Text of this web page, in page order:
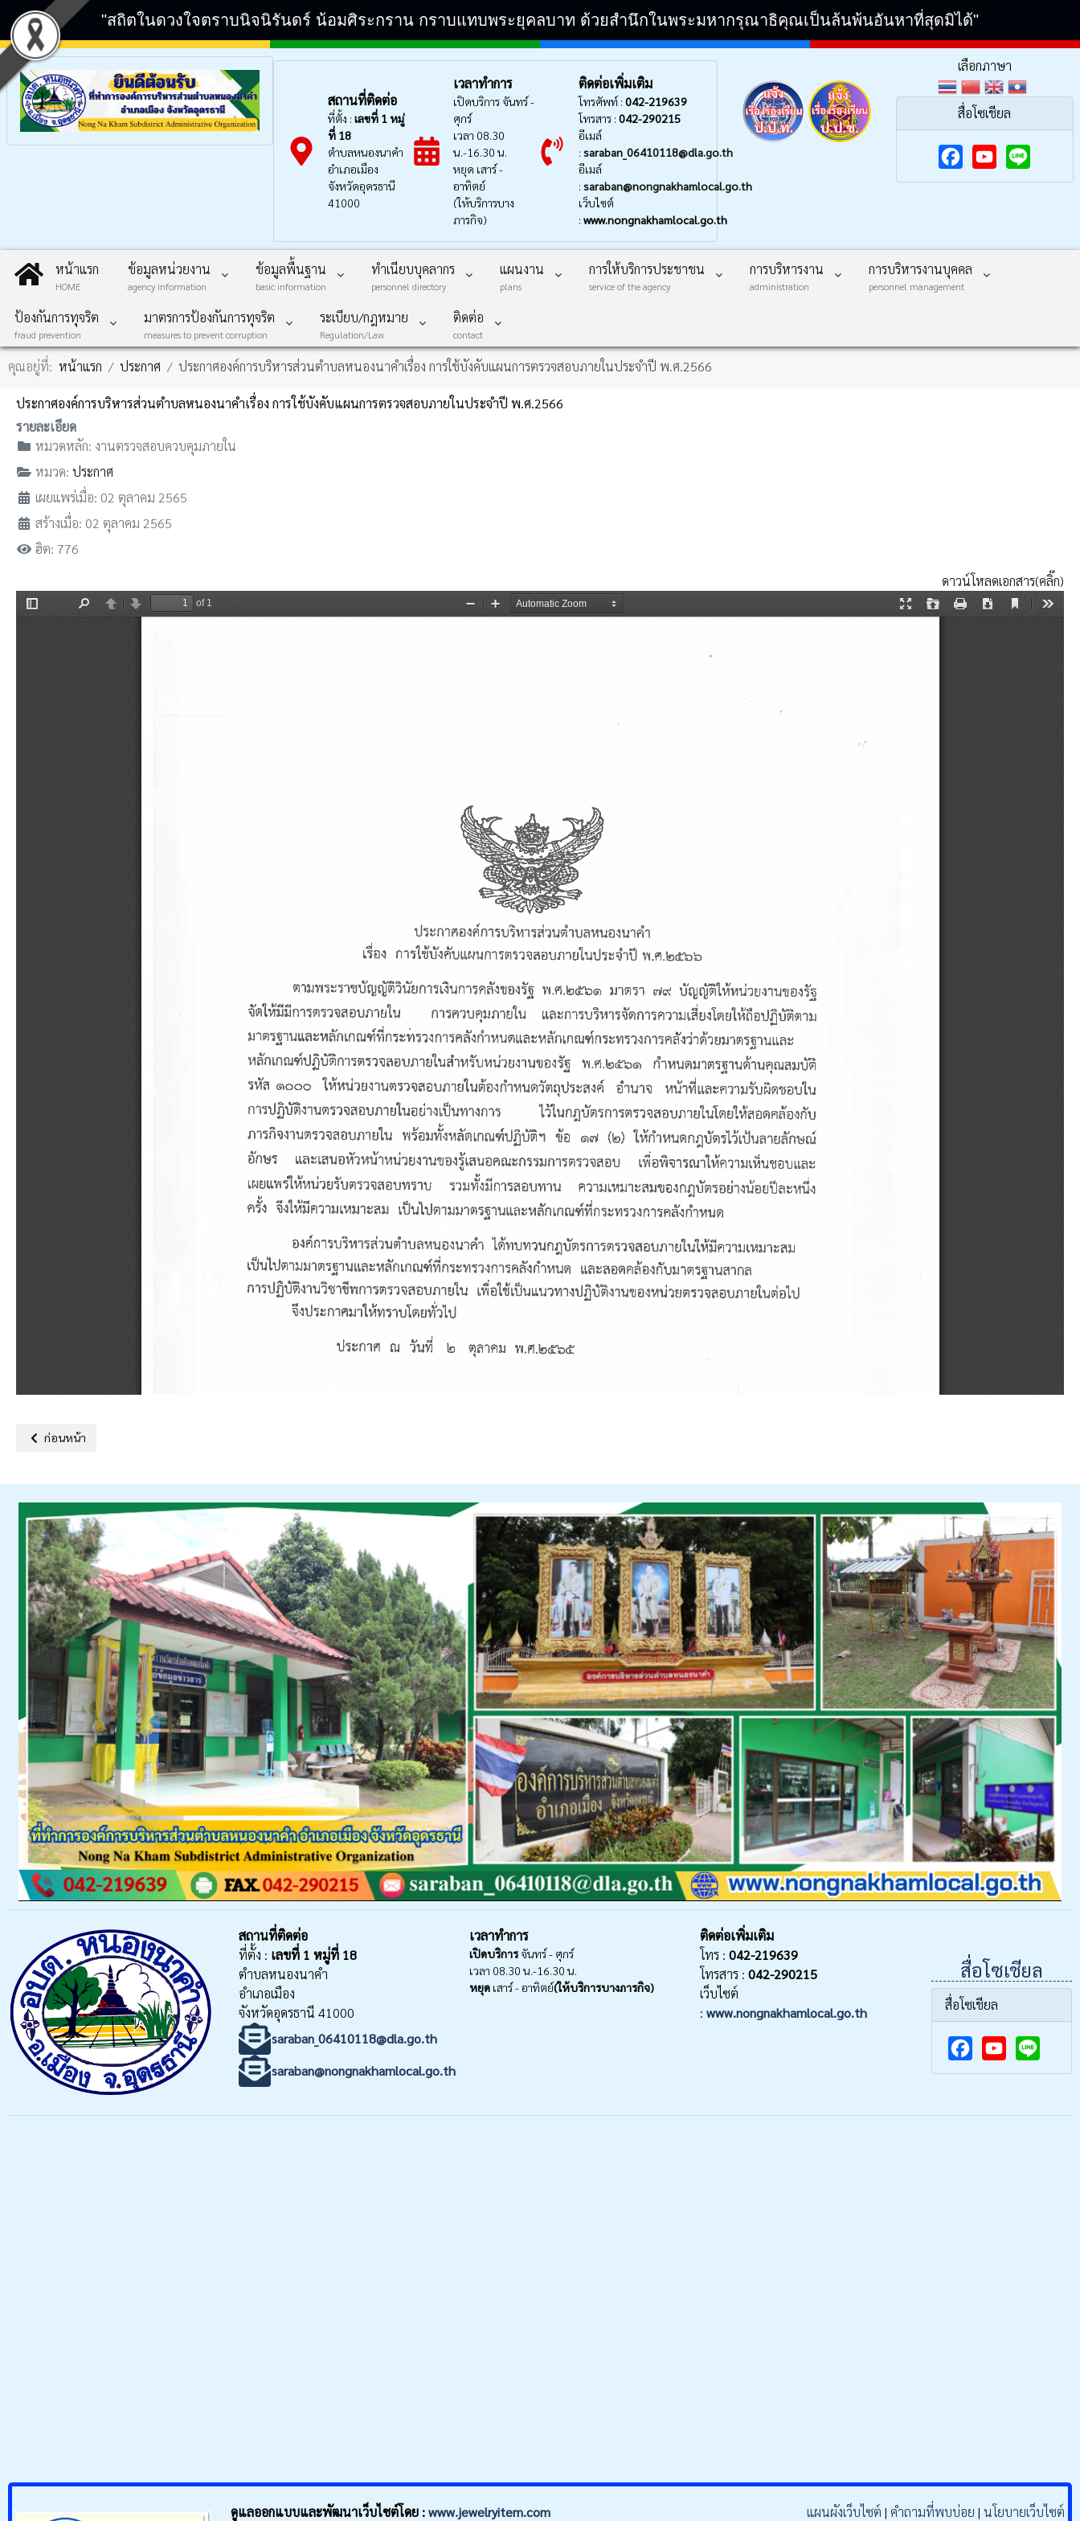
"สถิตในดวงใจตราบนิจนิรันดร์ น้อมศิระกราน กราบแทบพระยุคลบาท ด้วยสำนึกในพระมหากรุณาธิคุณเป็นล้นพ้นอันหาที่สุดมิได้"
สถานที่ติดต่อ
ที่ตั้ง : เลขที่ 1 หมู่
ที่ 18
ตำบลหนองนาคำ
อำเภอเมือง
จังหวัดอุดรธานี
41000
เวลาทำการ
เปิดบริการ จันทร์ -
ศุกร์
เวลา 08.30
น.-16.30 น.
หยุด เสาร์ -
อาทิตย์
(ให้บริการบาง
ภารกิจ)
ติดต่อเพิ่มเติม
โทรศัพท์ : 042-219639
โทรสาร : 042-290215
อีเมล์
: saraban_06410118@dla.go.th
อีเมล์
: saraban@nongnakhamlocal.go.th
เว็บไซต์
: www.nongnakhamlocal.go.th
เลือกภาษา
สื่อโซเชียล
F
e
b
k
Y
T
u
หน้าแรก
HOME
ข้อมูลหน่วยงาน
agency information
ข้อมูลพื้นฐาน
basic information
ทำเนียบบุคลากร
personnel directory
แผนงาน
plans
การให้บริการประชาชน
service of the agency
การบริหารงาน
administration
การบริหารงานบุคคล
personnel management
ป้องกันการทุจริต
fraud prevention
มาตรการป้องกันการทุจริต
measures to prevent corruption
ระเบียบ/กฎหมาย
Regulation/Law
ติดต่อ
contact
คุณอยู่ที่: หน้าแรก ประกาศ ประกาศองค์การบริหารส่วนตำบลหนองนาคำเรื่อง การใช้บังคับแผนการตรวจสอบภายในประจำปี พ.ศ.2566
ประกาศองค์การบริหารส่วนตำบลหนองนาคำเรื่อง การใช้บังคับแผนการตรวจสอบภายในประจำปี พ.ศ.2566
รายละเอียด
หมวดหลัก: งานตรวจสอบควบคุมภายใน
หมวด: ประกาศ
เผยแพร่เมื่อ: 02 ตุลาคม 2565
สร้างเมื่อ: 02 ตุลาคม 2565
ฮิต: 776
ดาวน์โหลดเอกสาร(คลิ๊ก)
เนื้อหาก่อนหน้า: ประกาศองค์การบริหารส่วนตำบลหนองนาคำเรื่อง การใช้บังคับแผนการตรวจสอบภายในประจำปี พ.ศ.2567
ก่อนหน้า
สถานที่ติดต่อ
ที่ตั้ง : เลขที่ 1 หมู่ที่ 18
ตำบลหนองนาคำ
อำเภอเมือง
จังหวัดอุดรธานี 41000
saraban_06410118@dla.go.th
saraban@nongnakhamlocal.go.th
เวลาทำการ
เปิดบริการจันทร์ - ศุกร์
เวลา 08.30 น.-16.30 น.
หยุด เสาร์ - อาทิตย์(ให้บริการบางภารกิจ)
ติดต่อเพิ่มเติม
โทร : 042-219639
โทรสาร : 042-290215
เว็บไซต์
:www.nongnakhamlocal.go.th
สื่อโซเชียล
สื่อโซเชียล
F
c
Y
u
ดูแลออกแบบและพัฒนาเว็บไซต์โดย : www.jewelryitem.com แผนผังเว็บไซต์ | คำถามที่พบบ่อย | นโยบายเว็บไซต์